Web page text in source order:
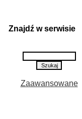
Znajdź w serwisie
Zaawansowane